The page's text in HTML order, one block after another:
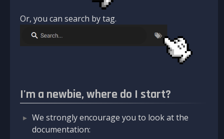
Or, you can search by tag.
I'm a newbie, where do I start?
We strongly encourage you to look at the
documentation: